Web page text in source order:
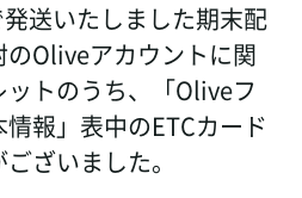
送いたしました期末配
Oliveアカウントに関
トのうち、「Oliveフ
報」表中のETCカード
ざいました。